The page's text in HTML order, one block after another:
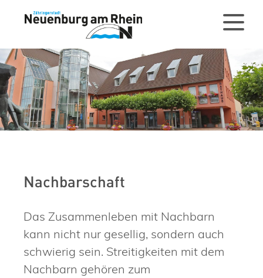
Nachbarschaft
Das Zusammenleben mit Nachbarn
kann nicht nur gesellig, sondern auch
schwierig sein. Streitigkeiten mit dem
Nachbarn gehören zum